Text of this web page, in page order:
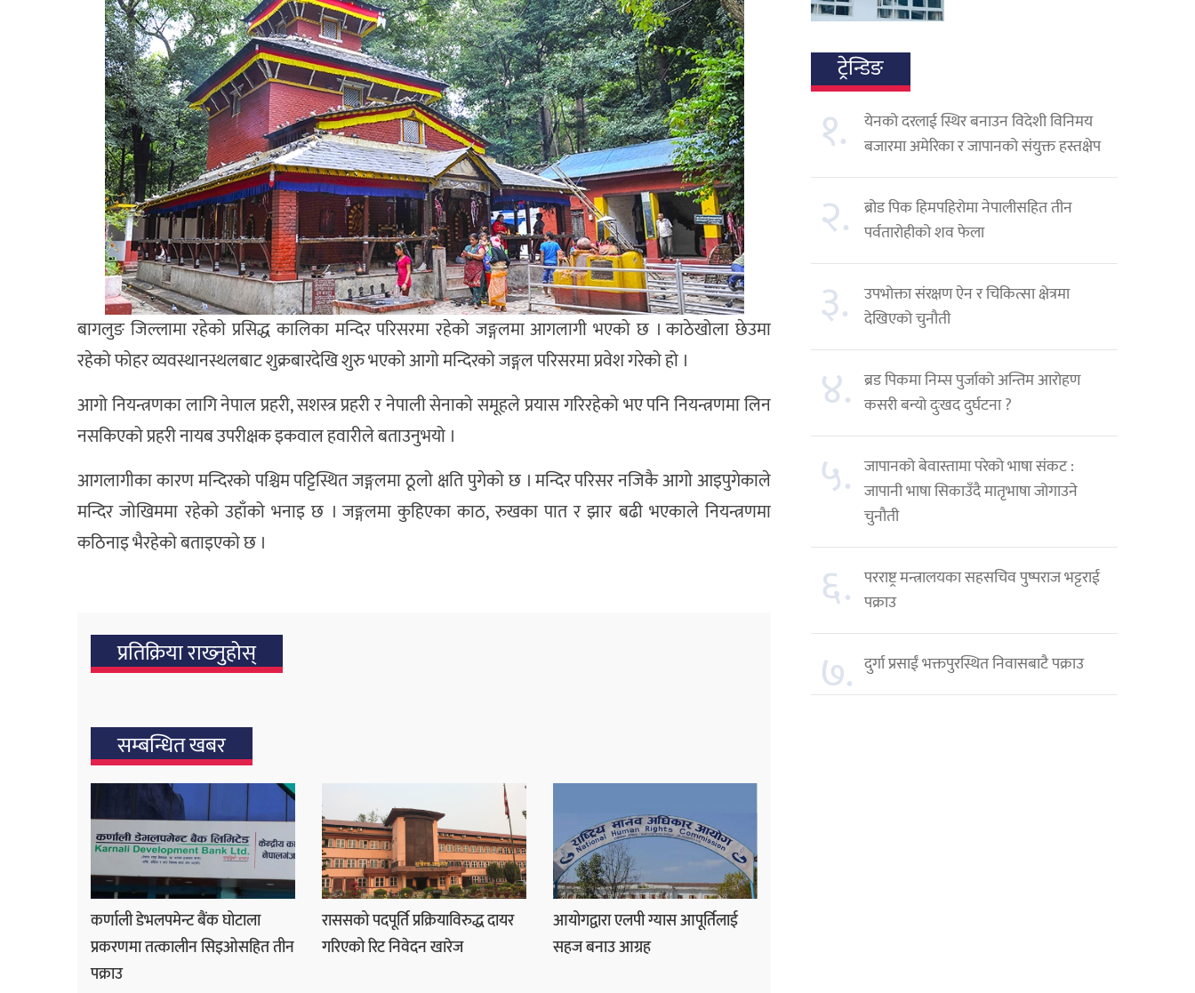
बागलुङ जिल्लामा रहेको प्रसिद्ध कालिका मन्दिर परिसरमा रहेको जङ्गलमा आगलागी भएको छ । काठेखोला छेउमा
रहेको फोहर व्यवस्थानस्थलबाट शुक्रबारदेखि शुरु भएको आगो मन्दिरको जङ्गल परिसरमा प्रवेश गरेको हो ।
आगो नियन्त्रणका लागि नेपाल प्रहरी, सशस्त्र प्रहरी र नेपाली सेनाको समूहले प्रयास गरिरहेको भए पनि नियन्त्रणमा लिन
नसकिएको प्रहरी नायब उपरीक्षक इकवाल हवारीले बताउनुभयो ।
आगलागीका कारण मन्दिरको पश्चिम पट्टिस्थित जङ्गलमा ठूलो क्षति पुगेको छ । मन्दिर परिसर नजिकै आगो आइपुगेकाले
मन्दिर जोखिममा रहेको उहाँको भनाइ छ । जङ्गलमा कुहिएका काठ, रुखका पात र झार बढी भएकाले नियन्त्रणमा
कठिनाइ भैरहेको बताइएको छ ।
प्रतिक्रिया राख्‍नुहोस्
सम्बन्धित खबर
कर्णाली डेभलपमेन्ट बैंक घोटाला
प्रकरणमा तत्कालीन सिइओसहित तीन
पक्राउ
राससको पदपूर्ति प्रक्रियाविरुद्ध दायर
गरिएको रिट निवेदन खारेज
आयोगद्वारा एलपी ग्यास आपूर्तिलाई
सहज बनाउ आग्रह
ट्रेन्डिङ
१.
येनको दरलाई स्थिर बनाउन विदेशी विनिमय
बजारमा अमेरिका र जापानको संयुक्त हस्तक्षेप
२.
ब्रोड पिक हिमपहिरोमा नेपालीसहित तीन
पर्वतारोहीको शव फेला
३.
उपभोक्ता संरक्षण ऐन र चिकित्सा क्षेत्रमा
देखिएको चुनौती
४. ब्रड पिकमा निम्स पुर्जाको अन्तिम आरोहण
कसरी बन्यो दुःखद दुर्घटना ?
५. जापानको बेवास्तामा परेको भाषा संकट :
जापानी भाषा सिकाउँदै मातृभाषा जोगाउने
चुनौती
६. परराष्ट्र मन्त्रालयका सहसचिव पुष्पराज भट्टराई
पक्राउ
७. दुर्गा प्रसाईं भक्तपुरस्थित निवासबाटै पक्राउ